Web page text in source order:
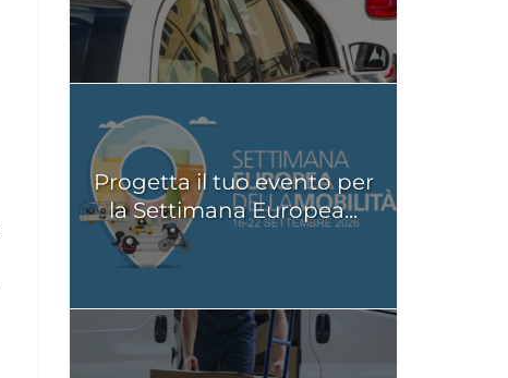
Progetta il tuo evento per
la Settimana Europea...